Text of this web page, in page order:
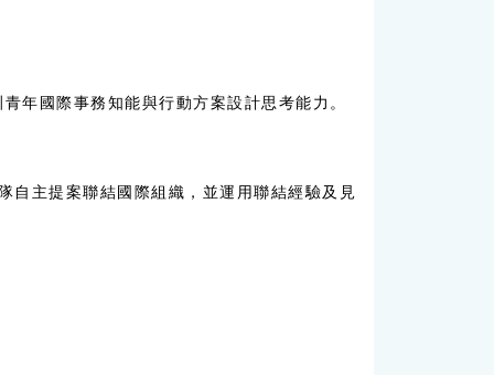
年國際事務知能與行動方案設計思考能力。
自主提案聯結國際組織，並運用聯結經驗及見